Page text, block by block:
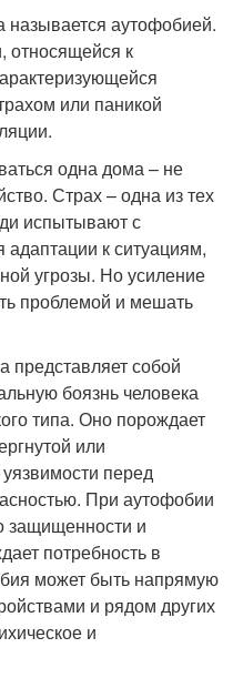
называется аутофобией.
относящейся к
или паникой
одна дома – не
Страх – одна из тех
испытывают с
к ситуациям,
угрозы. Но усиление
проблемой и мешать
представляет собой
боязнь человека
типа. Оно порождает
или
перед
При аутофобии
защищенности и
потребность в
может быть напрямую
и рядом других
и